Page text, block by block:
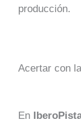
producción.
Acertar con
En